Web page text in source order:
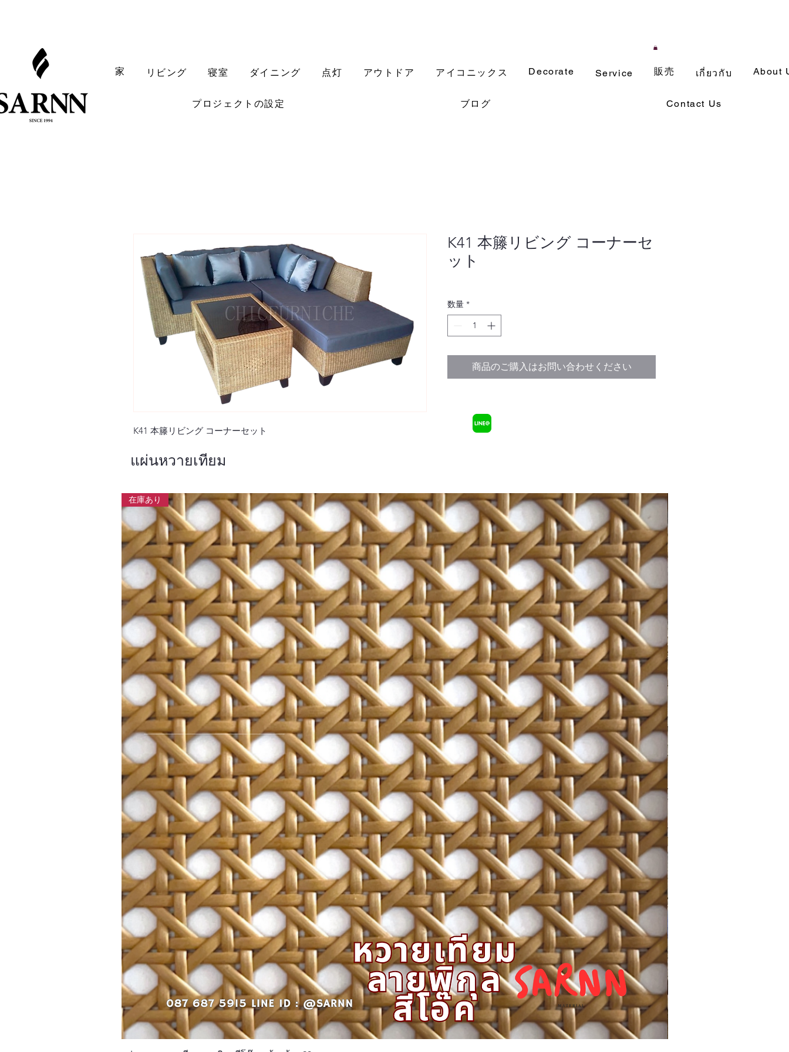
家 リビング 寝室 ダイニング 点灯 アウトドア アイコニックス Decorate Service 販売 เกี่ยวกับ About
プロジェクトの設定 ブログ Contact Us
K41 本籐リビング コーナーセット
K41 本籐リビング コーナーセ
ット
数量 *
商品のご購入はお問い合わせください
แผ่นหวายเทียม
在庫あり